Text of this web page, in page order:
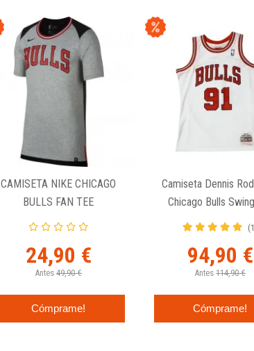
CAMISETA NIKE CHICAGO
BULLS FAN TEE
24,90 €
Antes 49,90 €
Cómprame!
Camiseta Dennis
Chicago Bulls
Mitchell And Ness
94,90 €
Antes 114,90 €
Cómprame!